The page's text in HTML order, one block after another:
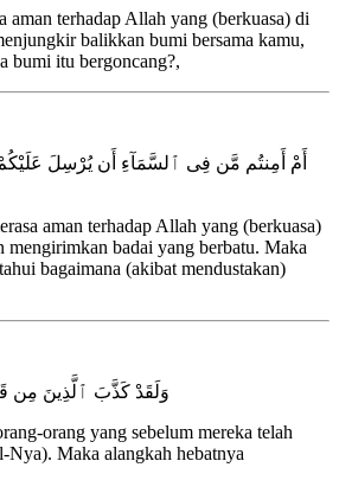
aman terhadap Allah yang (berkuasa) di
balikkan bumi bersama kamu,
bumi itu bergoncang?,
أَمْ أَمِنتُم مَّن فِى ٱلسَّمَآءِ أَن يُرْسِلَ
aman terhadap Allah yang (berkuasa)
badai yang berbatu. Maka
bagaimana (akibat mendustakan)
وَلَقَدْ كَذَّبَ ٱلَّذِينَ مِن
orang yang sebelum mereka telah
Nya). Maka alangkah hebatnya